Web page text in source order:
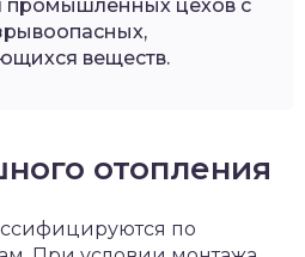
промышленных цехов с
веществ.
отопления
по